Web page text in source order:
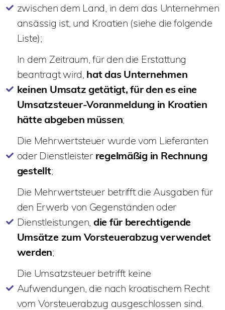
zwischen dem Land, in dem das Unternehmen
ansässig ist, und Kroatien (siehe die folgende
Liste);
In dem Zeitraum, für den die Erstattung
beantragt wird, hat das Unternehmen
keinen Umsatz getätigt, für den es eine
Umsatzsteuer-Voranmeldung in Kroatien
hätte abgeben müssen;
Die Mehrwertsteuer wurde vom Lieferanten
oder Dienstleister regelmäßig in Rechnung
gestellt;
Die Mehrwertsteuer betrifft die Ausgaben für
den Erwerb von Gegenständen oder
Dienstleistungen, die für berechtigende
Umsätze zum Vorsteuerabzug verwendet
werden;
Die Umsatzsteuer betrifft keine
Aufwendungen, die nach kroatischem Recht
vom Vorsteuerabzug ausgeschlossen sind.